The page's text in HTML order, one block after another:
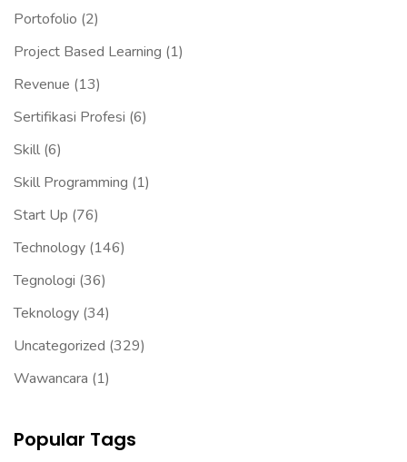
Portofolio (2)
Project Based Learning (1)
Revenue (13)
Sertifikasi Profesi (6)
Skill (6)
Skill Programming (1)
Start Up (76)
Technology (146)
Tegnologi (36)
Teknology (34)
Uncategorized (329)
Wawancara (1)
Popular Tags